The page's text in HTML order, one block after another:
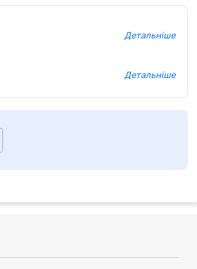
Детальніше
Детальніше